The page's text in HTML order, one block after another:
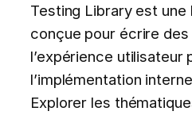
Testing Library est une
conçue pour écrire
l’expérience utilisateur
l’implémentation
Explorer les